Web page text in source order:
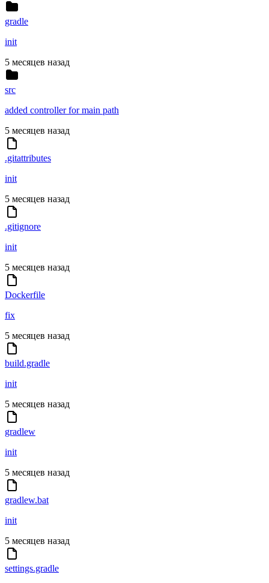
gradle
init
5 месяцев назад
src
added controller for main path
5 месяцев назад
.gitattributes
init
5 месяцев назад
.gitignore
init
5 месяцев назад
Dockerfile
fix
5 месяцев назад
build.gradle
init
5 месяцев назад
gradlew
init
5 месяцев назад
gradlew.bat
init
5 месяцев назад
settings.gradle